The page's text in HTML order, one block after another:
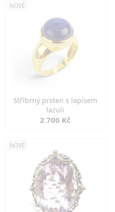
NOVÉ
Stříbrný prsten s lapisem
lazuli
2 700 Kč
NOVÉ